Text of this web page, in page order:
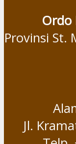
Ordo
Provinsi St.
Jl.